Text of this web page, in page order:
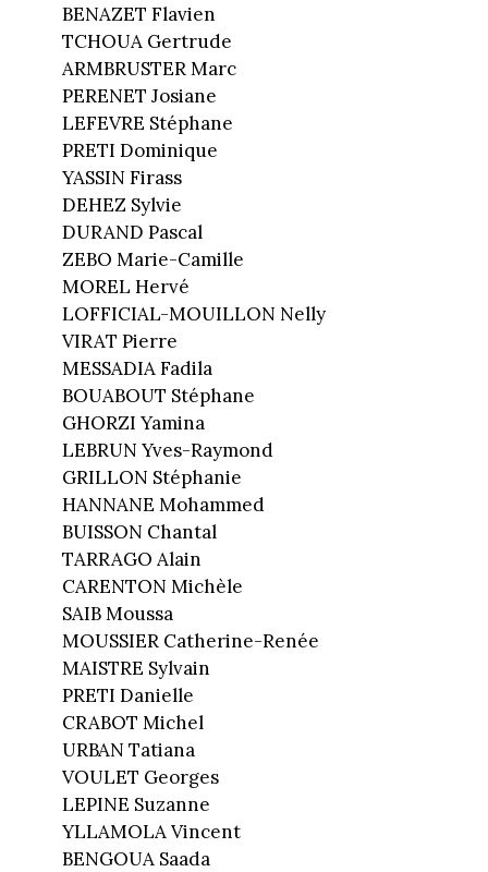
BENAZET Flavien
TCHOUA Gertrude
ARMBRUSTER Marc
PERENET Josiane
LEFEVRE Stéphane
PRETI Dominique
YASSIN Firass
DEHEZ Sylvie
DURAND Pascal
ZEBO Marie-Camille
MOREL Hervé
LOFFICIAL-MOUILLON Nelly
VIRAT Pierre
MESSADIA Fadila
BOUABOUT Stéphane
GHORZI Yamina
LEBRUN Yves-Raymond
GRILLON Stéphanie
HANNANE Mohammed
BUISSON Chantal
TARRAGO Alain
CARENTON Michèle
SAIB Moussa
MOUSSIER Catherine-Renée
MAISTRE Sylvain
PRETI Danielle
CRABOT Michel
URBAN Tatiana
VOULET Georges
LEPINE Suzanne
YLLAMOLA Vincent
BENGOUA Saada